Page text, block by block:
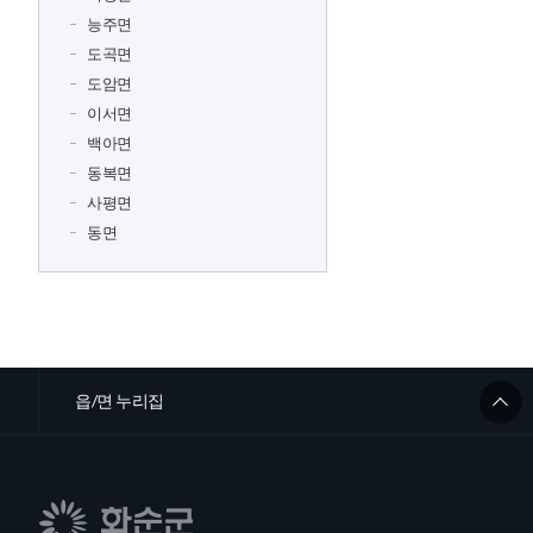
능주면
도곡면
도암면
이서면
백아면
동복면
사평면
동면
읍/면 누리집